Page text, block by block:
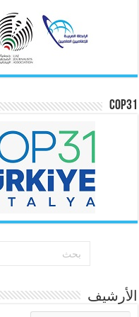
COP31
الأرشيف